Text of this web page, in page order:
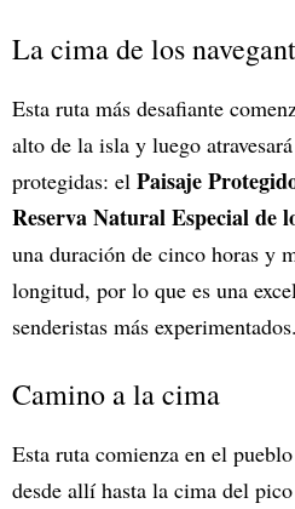
La cima de los
Esta ruta más desafiante
alto de la isla y luego
protegidas: el Paisaje
Reserva Natural Especial de
una duración de cinco horas y
longitud, por lo que es una
senderistas más experimentados.
Camino a la cima
Esta ruta comienza en el
desde allí hasta la cima del